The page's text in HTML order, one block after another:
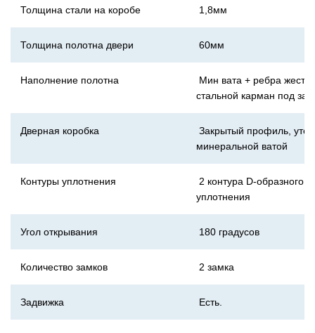
Толщина стали на коробе 1,8мм
Толщина полотна двери 60мм
Наполнение полотна
Мин вата + ребра
стальной карман под
Дверная коробка
Закрытый профиль,
минеральной ватой
Контуры уплотнения
2 контура D-образного
уплотнения
Угол открывания 180 градусов
Количество замков 2 замка
Задвижка Есть.